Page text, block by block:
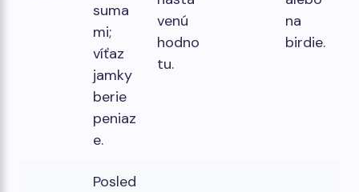
suma
mi;
víťaz
jamky
berie
peniaz
e.
venú
hodno
tu.
na
birdie.
Posled